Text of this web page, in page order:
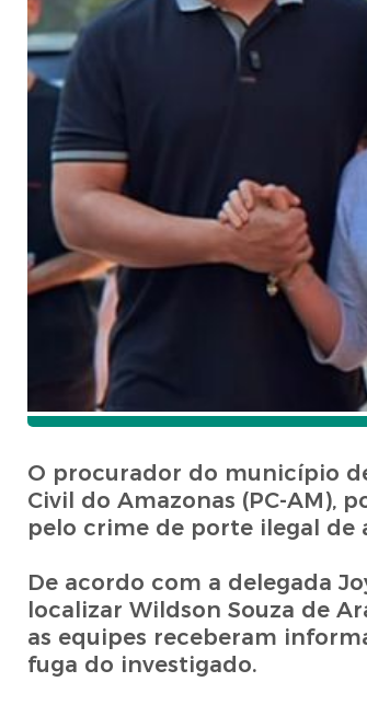
O procurador do município
Civil do Amazonas (PC-AM),
pelo crime de porte ilegal de
De acordo com a delegada
localizar Wildson Souza de
as equipes receberam
fuga do investigado.